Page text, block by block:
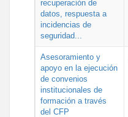
recuperación de
datos, respuesta a
incidencias de
seguridad...
Asesoramiento y
apoyo en la ejecución
de convenios
institucionales de
formación a través
del CFP